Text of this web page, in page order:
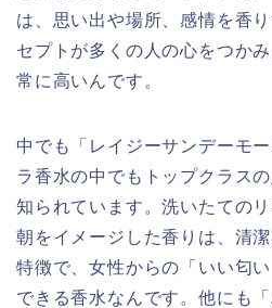
は、思い出や場所、感情を香
セプトが多くの人の心をつか
常に高いんです。
中でも「レイジーサンデーモ
ラ香水の中でもトップクラス
知られています。洗いたての
朝をイメージした香りは、清
特徴で、女性からの「いい匂
できる香水なんです。他にも